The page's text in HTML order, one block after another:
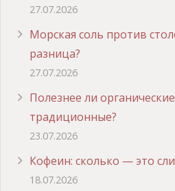
27.07.2026
Морская соль против
разница?
27.07.2026
Полезнее ли
традиционные?
23.07.2026
Кофеин: сколько — это
18.07.2026